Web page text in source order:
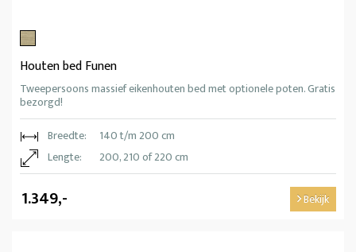
Houten bed Funen
Tweepersoons massief eikenhouten bed met optionele poten. Gratis
bezorgd!
Breedte:
140 t/m 200 cm
Lengte:
200, 210 of 220 cm
1.349,- Bekijk